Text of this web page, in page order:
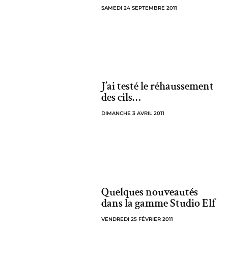
SAMEDI 24 SEPTEMBRE 2011
J’ai testé le réhaussement
des cils…
DIMANCHE 3 AVRIL 2011
Quelques nouveautés
dans la gamme Studio Elf
VENDREDI 25 FÉVRIER 2011